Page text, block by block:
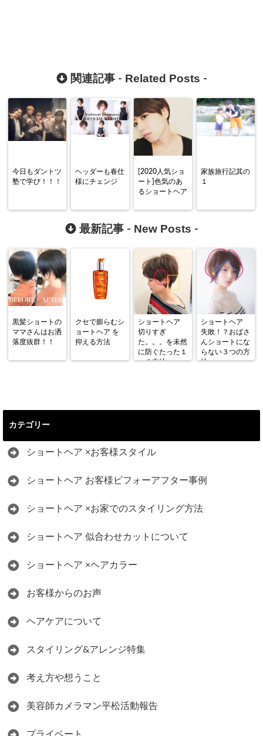
関連記事 - Related Posts -
今日もダントツ
塾で学び！！！
ヘッダーも春仕
様にチェンジ
[2020人気ショ
ート]色気のあ
るショートヘア
家族旅行記其の
１
最新記事 - New Posts -
黒髪ショートの
ママさんはお洒
落度抜群！！
クセで膨らむシ
ョートヘア を
抑える方法
ショートヘア
切りすぎ
た。。。を未然
に防ぐたった１
つの方法
ショートヘア
失敗！？おばさ
んショートにな
らない３つの方
法
カテゴリー
ショートヘア ×お客様スタイル
ショートヘア お客様ビフォーアフター事例
ショートヘア ×お家でのスタイリング方法
ショートヘア 似合わせカットについて
ショートヘア ×ヘアカラー
お客様からのお声
ヘアケアについて
スタイリング&アレンジ特集
考え方や想うこと
美容師カメラマン平松活動報告
プライベート